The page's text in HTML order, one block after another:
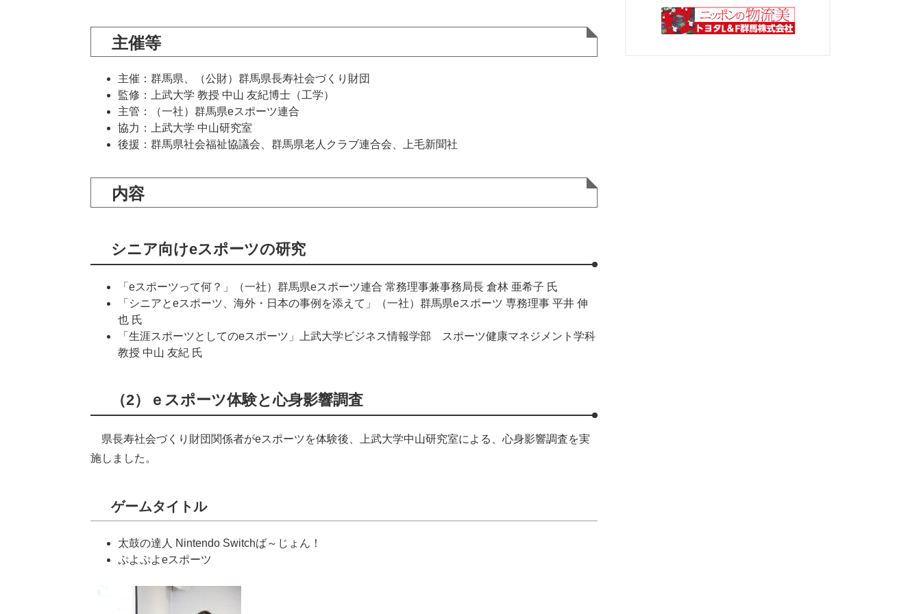
主催等
主催：群馬県、（公財）群馬県長寿社会づくり財団
監修：上武大学 教授 中山 友紀博士（工学）
主管：（一社）群馬県eスポーツ連合
協力：上武大学 中山研究室
後援：群馬県社会福祉協議会、群馬県老人クラブ連合会、上毛新聞社
内容
シニア向けeスポーツの研究
「eスポーツって何？」（一社）群馬県eスポーツ連合 常務理事兼事務局長 倉林 亜希子 氏
「シニアとeスポーツ、海外・日本の事例を添えて」（一社）群馬県eスポーツ 専務理事 平井 伸
也 氏
「生涯スポーツとしてのeスポーツ」上武大学ビジネス情報学部 スポーツ健康マネジメント学科
教授 中山 友紀 氏
（2）ｅスポーツ体験と心身影響調査
県長寿社会づくり財団関係者がeスポーツを体験後、上武大学中山研究室による、心身影響調査を実
施しました。
ゲームタイトル
太鼓の達人 Nintendo Switchば～じょん！
ぷよぷよeスポーツ